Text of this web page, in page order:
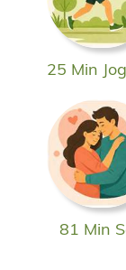
25 Min
81 Min